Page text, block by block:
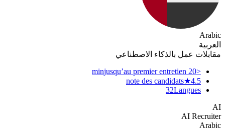
Arabic
العربية
مقابلات عمل بالذكاء الاصطناعي
<20 min
jusqu’au premier entretien
4.5★
note des candidats
32Langues
AI
AI Recruiter
Arabic